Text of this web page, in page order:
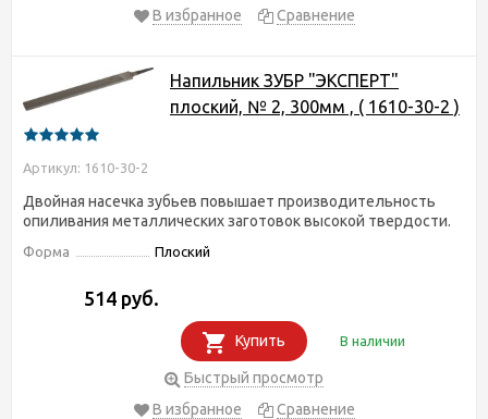
В избранное Сравнение
Напильник ЗУБР "ЭКСПЕРТ"
плоский, № 2, 300мм , ( 1610-30-2 )
Артикул: 1610-30-2
Двойная насечка зубьев повышает производительность
опиливания металлических заготовок высокой твердости.
Форма Плоский
514 руб.
Купить В наличии
Быстрый просмотр
В избранное
Сравнение